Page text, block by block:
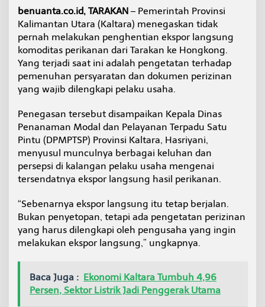
H
o
n
g
K
o
n
g
H
n
a
P
e
n
g
a
a
n
s
y
benuanta.co.id, TARAKAN – Pemerintah Provinsi
Kalimantan Utara (Kaltara) menegaskan tidak
pernah melakukan penghentian ekspor langsung
komoditas perikanan dari Tarakan ke Hongkong.
Yang terjadi saat ini adalah pengetatan terhadap
pemenuhan persyaratan dan dokumen perizinan
yang wajib dilengkapi pelaku usaha.
Penegasan tersebut disampaikan Kepala Dinas
Penanaman Modal dan Pelayanan Terpadu Satu
Pintu (DPMPTSP) Provinsi Kaltara, Hasriyani,
menyusul munculnya berbagai keluhan dan
persepsi di kalangan pelaku usaha mengenai
tersendatnya ekspor langsung hasil perikanan.
“Sebenarnya ekspor langsung itu tetap berjalan.
Bukan penyetopan, tetapi ada pengetatan perizinan
yang harus dilengkapi oleh pengusaha yang ingin
melakukan ekspor langsung,” ungkapnya.
Baca Juga : Ekonomi Kaltara Tumbuh 4,96
Persen, Sektor Listrik Jadi Penggerak Utama